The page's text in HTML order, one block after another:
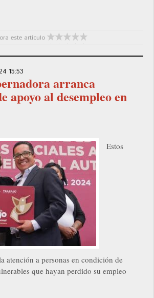
este artículo
15:53
arranca
apoyo al desempleo en
Estos
atención a personas en condición de
que hayan perdido su empleo